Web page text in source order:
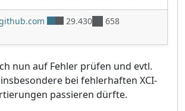
29.430
658
nun auf Fehler prüfen und evtl.
bei fehlerhaften XCI-
passieren dürfte.